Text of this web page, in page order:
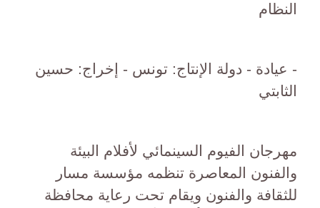
النظام
- عيادة - دولة الإنتاج: تونس - إخراج: حسين
الثابتي
مهرجان الفيوم السينمائي لأفلام البيئة
والفنون المعاصرة تنظمه مؤسسة مسار
للثقافة والفنون ويقام تحت رعاية محافظة